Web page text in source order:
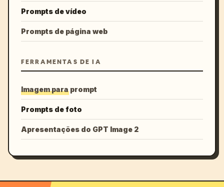
Prompts de vídeo
Prompts de página web
FERRAMENTAS DE IA
Imagem para prompt
Prompts de foto
Apresentações do GPT Image 2